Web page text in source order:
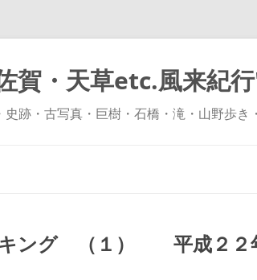
賀・天草etc.風来紀
跡・古写真・巨樹・石橋・滝・山野歩き
ッ
キング （１） 平成２２